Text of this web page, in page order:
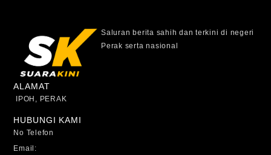
Saluran berita sahih dan terkini di negeri
Perak serta nasional
ALAMAT
IPOH, PERAK
HUBUNGI KAMI
No Telefon
Email: